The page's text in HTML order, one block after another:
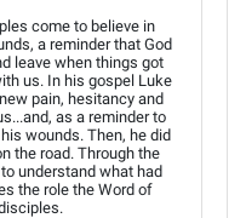
come to believe in
a reminder that God
leave when things got
us. In his gospel Luke
pain, hesitancy and
as a reminder to
wounds. Then, he did
the road. Through the
understand what had
the role the Word of